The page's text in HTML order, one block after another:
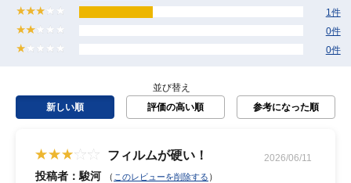
1件
0件
0件
並び替え
新しい順
評価の高い順 参考になった順
フィルムが硬い！ 2026/06/11
投稿者：駿河 （ このレビューを削除する ）